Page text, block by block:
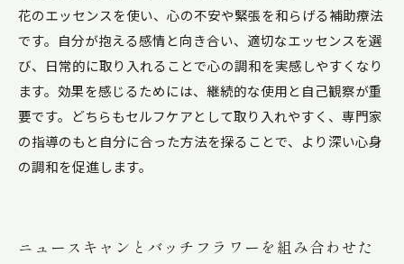
花のエッセンスを使い、心の不安や緊張を和らげる補助療法
です。自分が抱える感情と向き合い、適切なエッセンスを選
び、日常的に取り入れることで心の調和を実感しやすくなり
ます。効果を感じるためには、継続的な使用と自己観察が重
要です。どちらもセルフケアとして取り入れやすく、専門家
の指導のもと自分に合った方法を探ることで、より深い心身
の調和を促進します。
ニュースキャンとバッチフラワーを組み合わせた